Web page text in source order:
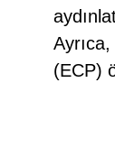
(ECP)